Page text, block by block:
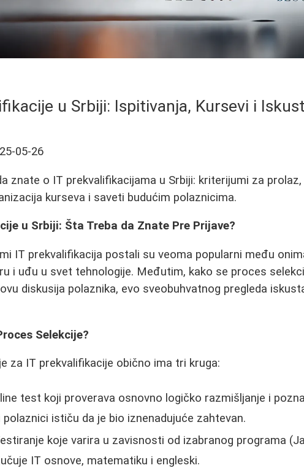
u Srbiji: Ispitivanja, Kursevi i
05-26
znate o IT prekvalifikacijama u Srbiji: kriterijumi za
kurseva i saveti budućim polaznicima.
u Srbiji: Šta Treba da Znate Pre Prijave?
IT prekvalifikacija postali su veoma popularni među
i uđu u svet tehnologije. Međutim, kako se proces
diskusija polaznika, evo sveobuhvatnog pregleda
Selekcije?
za IT prekvalifikacije obično ima tri kruga:
test koji proverava osnovno logičko razmišljanje i
polaznici ističu da je bio iznenadujuće zahtevan.
koje varira u zavisnosti od izabranog programa
IT osnove, matematiku i engleski.